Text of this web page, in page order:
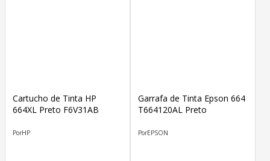
Cartucho de Tinta HP
664XL Preto F6V31AB
HP
Garrafa de Tinta Epson 664
T664120AL Preto
EPSON